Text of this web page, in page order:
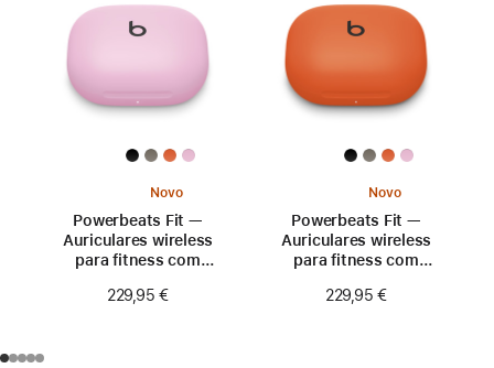
Novo
Powerbeats Fit —
Auriculares wireless
para fitness com
Rosa fogo
229,95 €
Novo
Powerbeats Fit —
Auriculares wireless
para fitness com
Laranja explosivo
229,95 €